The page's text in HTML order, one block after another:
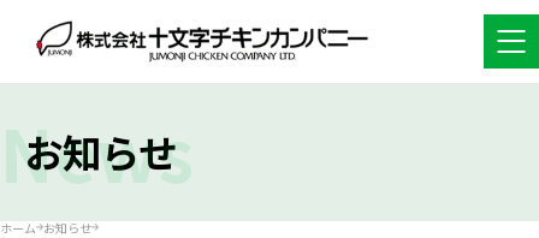
お知らせ
News
ホーム お知らせ